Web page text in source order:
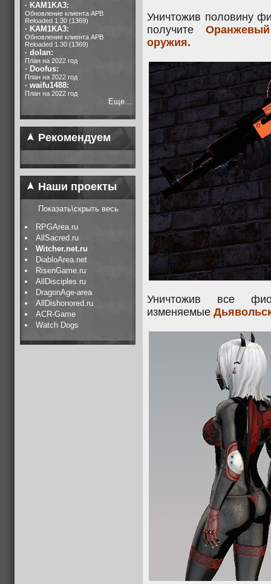
· KAM1KA3:
Обновление клиента APB
Reloaded 1.30 (1369)
· KAM1KA3:
Обновление клиента APB
Reloaded 1.30 (1369)
· dolan:
План на 2022 год
· Doofus:
План на 2022 год
· waifu1488:
План на 2022 год
Еще...
Рекомендуем
Наши проекты
Показать\скрыть весь
RPGArea.ru
AllSacred.ru
Witcher.net.ru
DiabloArea.net
RisenGame.ru
AllDisciples.ru
DragonAge-area
AllDishonored.ru
ACR-Game
Watch Dogs
Уничтожив половину
получите
оружия.
Уничтожив все
изменяемые